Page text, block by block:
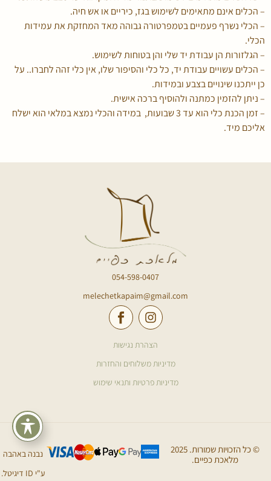
– הכלים אינם מתאימים לשימוש בגז, כיריים או אש חיה.
– הכלי נשרף פעמיים בטמפרטורה גבוהה מאד המחזקת את עמידות
הכלי.
– הגלזורות הן עבודת יד שלי והן בטוחות לשימוש.
– הכלים עשויים עבודת יד, כל כלי והסיפור שלו, אין כלי זהה לחברו.. על
כן ייתכנו שינויים בצבע ובמידות.
– ניתן להזמין כמתנה ולהוסיף ברכה אישית.
– זמן הכנת כלי הוא עד 3 שבועות, במידה והכלי נמצא במלאי הוא ישלח
אליכם מיד.
054-598-0407
melechetkapaim@gmail.com
הצהרת נגישות
מדיניות משלוחים והחזרות
מדיניות פרטיות ותנאי שימוש
© כל הזכויות שמורות. 2025
מלאכת כפיים.
נבנה באהבה
ע"י ID דיגיטל.